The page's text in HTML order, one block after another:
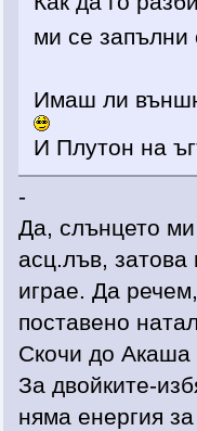
ми се
Имаш ли
И Плутон на
-
Да, слънцето
асц.лъв, затова
играе. Да
поставено
Скочи до Акаша
За двойките-
няма енергия